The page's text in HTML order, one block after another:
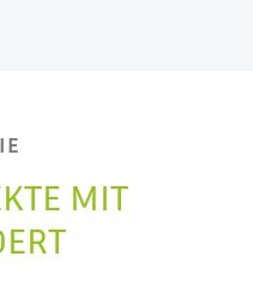
MIT